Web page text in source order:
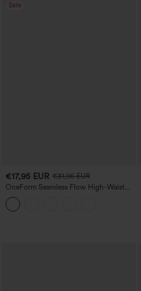
Sale
€17,95 EUR €31,95 EUR
OneForm Seamless Flow High-Waist
Yogaleggings – nahtlos, mit hoher
Taille, bauchformend und mit
Hebeeffekt für den Po